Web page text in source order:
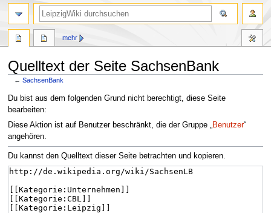
Quelltext der Seite SachsenBank
←SachsenBank
Zur
Navigation
springen
Zur
Suche
springen
Du bist aus dem folgenden Grund nicht berechtigt, diese Seite
bearbeiten:
Diese Aktion ist auf Benutzer beschränkt, die der Gruppe „Benutzer“
angehören.
Du kannst den Quelltext dieser Seite betrachten und kopieren.
mehr